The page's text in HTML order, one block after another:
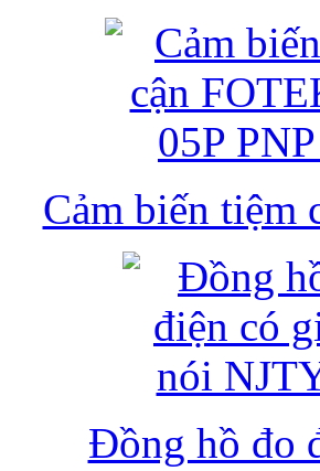
Cảm biến tiệm
Đồng hồ đo